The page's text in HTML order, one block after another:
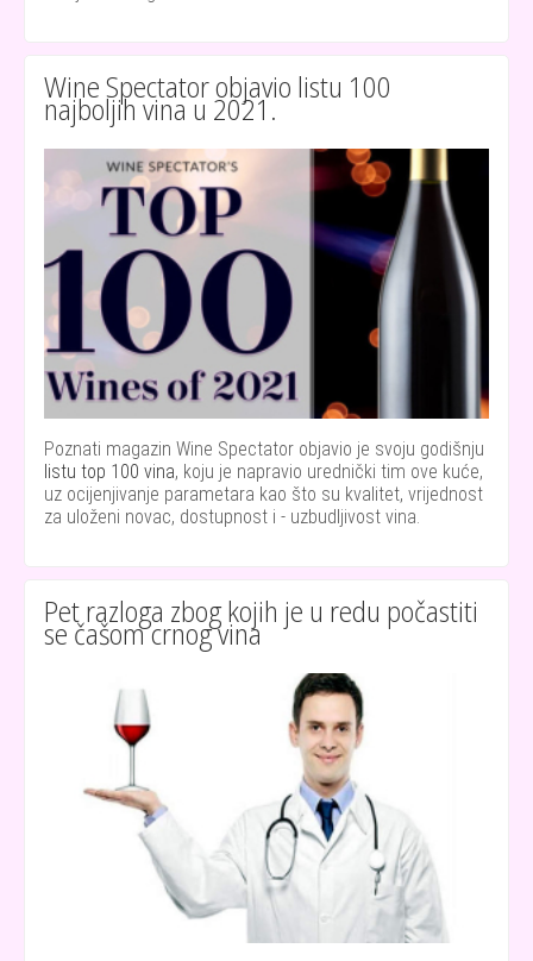
Wine Spectator objavio listu 100
najboljih vina u 2021.
Poznati magazin Wine Spectator objavio je svoju godišnju
listu top 100 vina, koju je napravio urednički tim ove kuće,
uz ocijenjivanje parametara kao što su kvalitet, vrijednost
za uloženi novac, dostupnost i - uzbudljivost vina.
Pet razloga zbog kojih je u redu počastiti
se čašom crnog vina